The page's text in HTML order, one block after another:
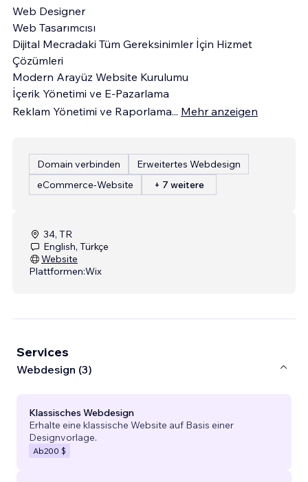
Web Designer
Web Tasarımcısı
Dijital Mecradaki Tüm Gereksinimler İçin Hizmet
Çözümleri
Modern Arayüz Website Kurulumu
İçerik Yönetimi ve E-Pazarlama
Reklam Yönetimi ve Raporlama... Mehr anzeigen
Domain verbinden
Erweitertes Webdesign
eCommerce-Website
+ 7 weitere
34, TR
English, Türkçe
Website
Plattformen:Wix
Services
Webdesign (3)
Klassisches Webdesign
Erhalte eine klassische Website auf Basis einer
Designvorlage.
Ab200 $